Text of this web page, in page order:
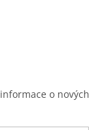
o nových